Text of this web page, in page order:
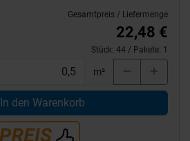
Gesamtpreis / Liefermenge
22,48 €
Stück: 44 / Pakete: 1
m²
In den Warenkorb